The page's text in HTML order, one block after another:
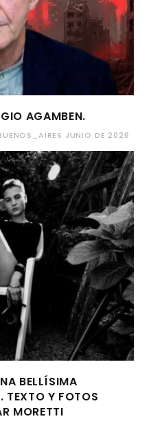
AGAMBEN.
JUNIO DE 2026
BELLÍSIMA
TEXTO Y FOTOS
MORETTI